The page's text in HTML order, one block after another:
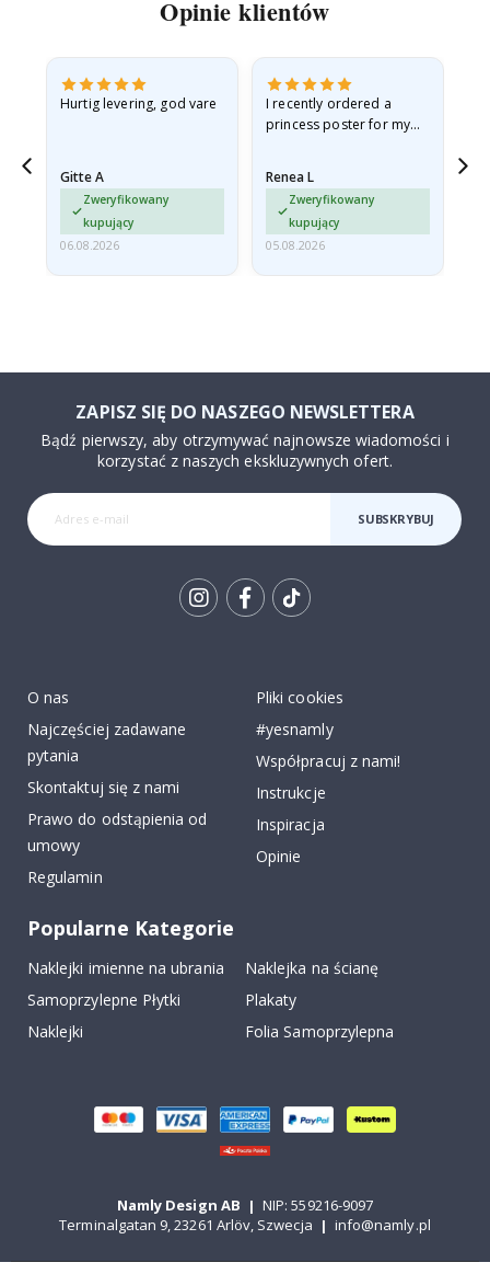
Opinie klientów
Hurtig levering, god vare
Gitte A
Zweryfikowany
kupujący
06.08.2026
I recently ordered a
princess poster for my
damaged from shipping.
I emailed…
Renea L
Zweryfikowany
kupujący
05.08.2026
ZAPISZ SIĘ DO NASZEGO NEWSLETTERA
Bądź pierwszy, aby otrzymywać najnowsze wiadomości i
korzystać z naszych ekskluzywnych ofert.
SUBSKRYBUJ
O nas
Najczęściej zadawane
pytania
Skontaktuj się z nami
Prawo do odstąpienia od
umowy
Regulamin
Pliki cookies
#yesnamly
Współpracuj z nami!
Instrukcje
Inspiracja
Opinie
Popularne Kategorie
Naklejki imienne na ubrania
Naklejka na ścianę
Samoprzylepne Płytki
Plakaty
Naklejki
Folia Samoprzylepna
Namly Design AB | NIP: 559216-9097
Terminalgatan 9, 23261 Arlöv, Szwecja | info@namly.pl